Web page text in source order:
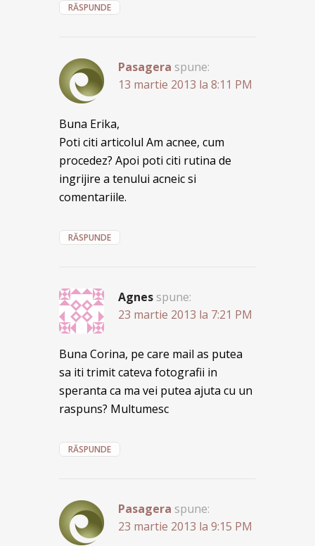
RĂSPUNDE
Pasagera spune:
13 martie 2013 la 8:11 PM
Buna Erika,
Poti citi articolul Am acnee, cum
procedez? Apoi poti citi rutina de
ingrijire a tenului acneic si
comentariile.
RĂSPUNDE
Agnes spune:
23 martie 2013 la 7:21 PM
Buna Corina, pe care mail as putea
sa iti trimit cateva fotografii in
speranta ca ma vei putea ajuta cu un
raspuns? Multumesc
RĂSPUNDE
Pasagera spune:
23 martie 2013 la 9:15 PM